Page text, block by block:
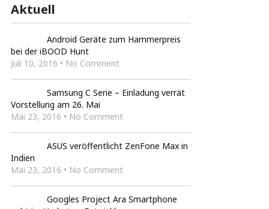
Aktuell
Android Geräte zum Hammerpreis
bei der iBOOD Hunt
Juli 10, 2016 • No Comment
Samsung C Serie – Einladung verrät
Vorstellung am 26. Mai
Mai 23, 2016 • No Comment
ASUS veröffentlicht ZenFone Max in
Indien
Mai 23, 2016 • No Comment
Googles Project Ara Smartphone